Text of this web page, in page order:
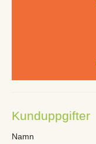
Kunduppgifter
Namn